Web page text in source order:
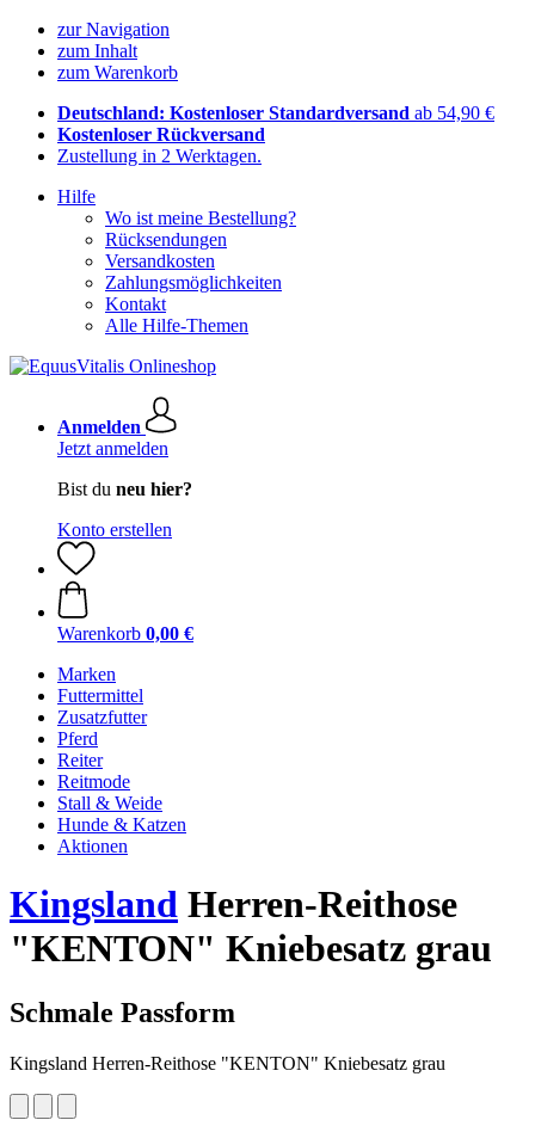
zur Navigation
zum Inhalt
zum Warenkorb
Deutschland: Kostenloser Standardversand ab 54,90 €
Kostenloser Rückversand
Zustellung in 2 Werktagen.
Hilfe
Wo ist meine Bestellung?
Rücksendungen
Versandkosten
Zahlungsmöglichkeiten
Kontakt
Alle Hilfe-Themen
Anmelden
Jetzt anmelden
Bist du neu hier?
Konto erstellen
Warenkorb 0,00 €
Marken
Futtermittel
Zusatzfutter
Pferd
Reiter
Reitmode
Stall & Weide
Hunde & Katzen
Aktionen
Kingsland Herren-Reithose
"KENTON" Kniebesatz grau
Schmale Passform
Kingsland Herren-Reithose "KENTON" Kniebesatz grau